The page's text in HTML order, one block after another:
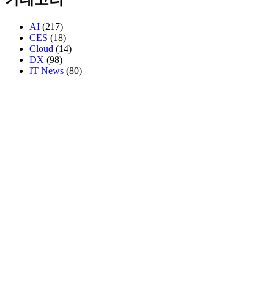
AI (217)
CES (18)
Cloud (14)
DX (98)
IT News (80)